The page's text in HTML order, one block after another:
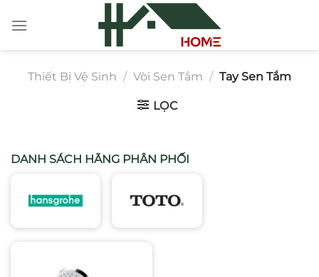
đến
Thiết Bị Vệ Sinh / Vòi Sen Tắm / Tay Sen Tắm
LỌC
DANH SÁCH HÃNG PHÂN PHỐI